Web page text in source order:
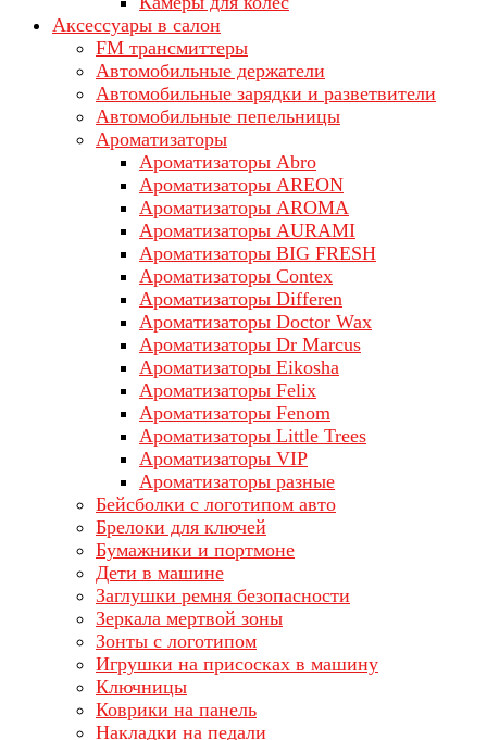
Аксессуары в салон
FM трансмиттеры
Автомобильные держатели
Автомобильные зарядки и разветвители
Автомобильные пепельницы
Ароматизаторы
Ароматизаторы Abro
Ароматизаторы AREON
Ароматизаторы AROMA
Ароматизаторы AURAMI
Ароматизаторы BIG FRESH
Ароматизаторы Contex
Ароматизаторы Differen
Ароматизаторы Doctor Wax
Ароматизаторы Dr Marcus
Ароматизаторы Eikosha
Ароматизаторы Felix
Ароматизаторы Fenom
Ароматизаторы Little Trees
Ароматизаторы VIP
Ароматизаторы разные
Бейсболки с логотипом авто
Брелоки для ключей
Бумажники и портмоне
Дети в машине
Заглушки ремня безопасности
Зеркала мертвой зоны
Зонты с логотипом
Игрушки на присосках в машину
Ключницы
Коврики на панель
Накладки на педали